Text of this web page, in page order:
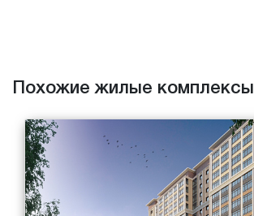
Похожие жилые комплексы